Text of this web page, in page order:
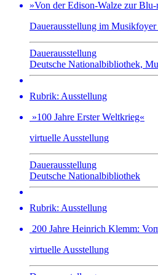
»Von der Edison-Walze zur Blu-
Dauerausstellung im
Dauerausstellung
Deutsche Nationalbibliothek,
Rubrik: Ausstellung
»100 Jahre Erster Weltkrieg«
virtuelle Ausstellung
Dauerausstellung
Deutsche Nationalbibliothek
Rubrik: Ausstellung
200 Jahre Heinrich Klemm:
virtuelle Ausstellung